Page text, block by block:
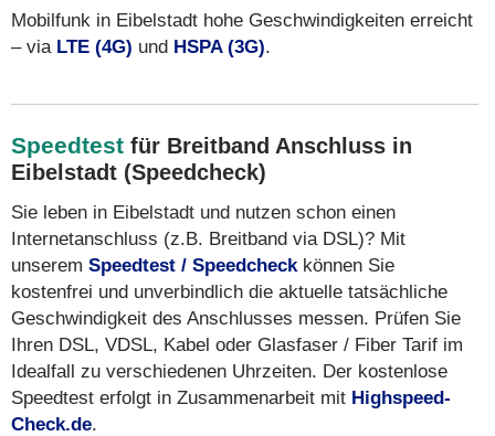
Mobilfunk in Eibelstadt hohe Geschwindigkeiten erreicht
– via LTE (4G) und HSPA (3G).
Speedtest für Breitband Anschluss in
Eibelstadt (Speedcheck)
Sie leben in Eibelstadt und nutzen schon einen
Internetanschluss (z.B. Breitband via DSL)? Mit
unserem Speedtest / Speedcheckkönnen Sie
kostenfrei und unverbindlich die aktuelle tatsächliche
Geschwindigkeit des Anschlusses messen. Prüfen Sie
Ihren DSL, VDSL, Kabel oder Glasfaser / Fiber Tarif im
Idealfall zu verschiedenen Uhrzeiten. Der kostenlose
Speedtest erfolgt in Zusammenarbeit mit Highspeed-
Check.de.